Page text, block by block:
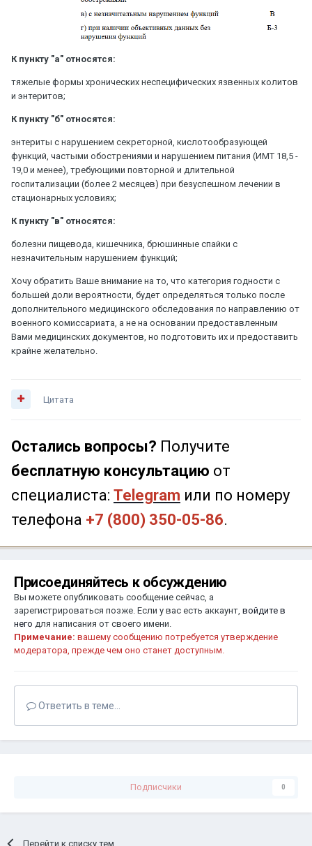
К пункту "а" относятся:
тяжелые формы хронических неспецифических язвенных колитов
и энтеритов;
К пункту "б" относятся:
энтериты с нарушением секреторной, кислотообразующей
функций, частыми обострениями и нарушением питания (ИМТ 18,5 -
19,0 и менее), требующими повторной и длительной
госпитализации (более 2 месяцев) при безуспешном лечении в
стационарных условиях;
К пункту "в" относятся:
болезни пищевода, кишечника, брюшинные спайки с
незначительным нарушением функций;
Хочу обратить Ваше внимание на то, что категория годности с
большей доли вероятности, будет определяться только после
дополнительного медицинского обследования по направлению от
военного комиссариата, а не на основании предоставленным
Вами медицинских документов, но подготовить их и предоставить
крайне желательно.
Цитата
Остались вопросы? Получите
бесплатную консультацию от
специалиста: Telegram или по номеру
телефона +7 (800) 350-05-86.
Присоединяйтесь к обсуждению
Вы можете опубликовать сообщение сейчас, а
зарегистрироваться позже. Если у вас есть аккаунт, войдите в
него для написания от своего имени.
Примечание: вашему сообщению потребуется утверждение
модератора, прежде чем оно станет доступным.
Ответить в теме...
Подписчики 0
Перейти к списку тем